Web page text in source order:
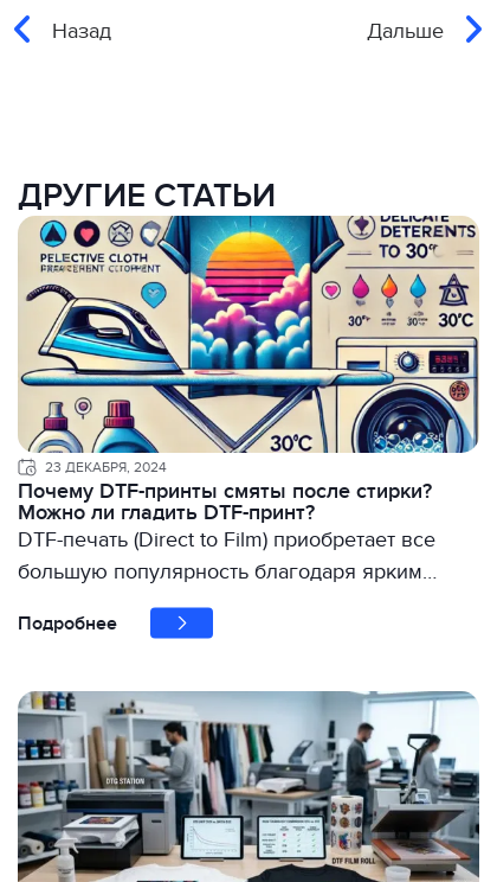
Назад Дальше
ДРУГИЕ СТАТЬИ
23 ДЕКАБРЯ, 2024
Почему DTF-принты смяты после стирки?
Можно ли гладить DTF-принт?
DTF-печать (Direct to Film) приобретает все
большую популярность благодаря ярким…
Подробнее